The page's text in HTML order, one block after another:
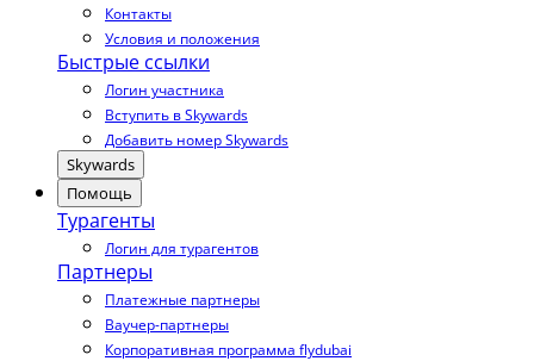
Контакты
Условия и положения
Быстрые ссылки
Логин участника
Вступить в Skywards
Добавить номер Skywards
Skywards
Помощь
Турагенты
Логин для турагентов
Партнеры
Платежные партнеры
Ваучер-партнеры
Корпоративная программа flydubai